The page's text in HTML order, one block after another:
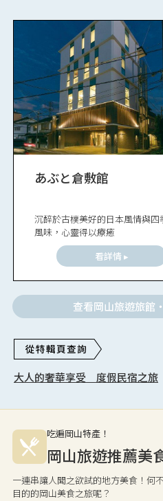
あぶと倉敷館
沉醉於古樸美好的日本風情與四
風味，心靈得以療癒
看詳情 ▸
查看岡山旅遊旅館
大人的奢華享受 度假民宿之旅
吃遍岡山特產！
岡山旅遊推薦美
一連串讓人聞之欲試的地方美食！何
目的的岡山美食之旅呢？